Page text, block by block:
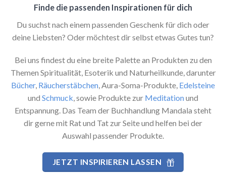
Finde die passenden Inspirationen für dich
Du suchst nach einem passenden Geschenk für dich oder
deine Liebsten? Oder möchtest dir selbst etwas Gutes tun?
Bei uns findest du eine breite Palette an Produkten zu den
Themen Spiritualität, Esoterik und Naturheilkunde, darunter
Bücher, Räucherstäbchen, Aura-Soma-Produkte, Edelsteine
und Schmuck, sowie Produkte zur Meditationund
Entspannung. Das Team der Buchhandlung Mandala steht
dir gerne mit Rat und Tat zur Seite und helfen bei der
Auswahl passender Produkte.
JETZT INSPIRIEREN LASSEN